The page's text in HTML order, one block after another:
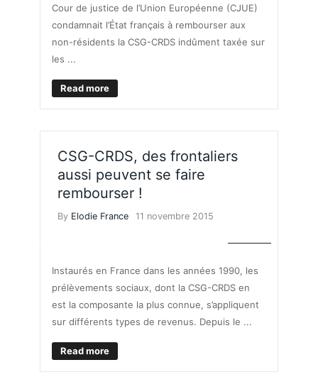
Cour de justice de l’Union Européenne (CJUE)
condamnait l’État français à rembourser aux
non-résidents la CSG-CRDS indûment taxée sur
les ...
Read more
CSG-CRDS, des frontaliers
aussi peuvent se faire
rembourser !
By Elodie France 11 novembre 2015
Instaurés en France dans les années 1990, les
prélèvements sociaux, dont la CSG-CRDS en
est la composante la plus connue, s’appliquent
sur différents types de revenus. Depuis le ...
Read more